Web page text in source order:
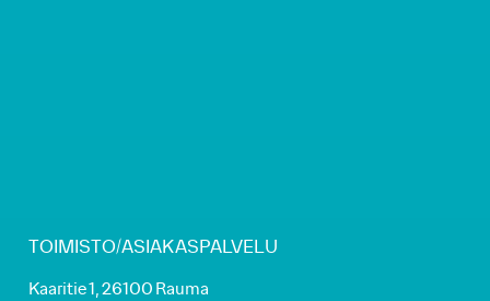
TOIMISTO/ASIAKASPALVELU
Kaaritie 1, 26100 Rauma